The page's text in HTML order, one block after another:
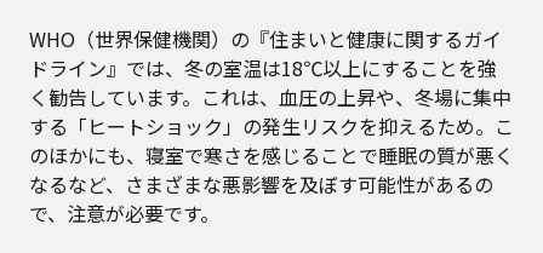
WHO（世界保健機関）の『住まいと健康に関するガイ
ドライン』では、冬の室温は18℃以上にすることを強
く勧告しています。これは、血圧の上昇や、冬場に集中
する「ヒートショック」の発生リスクを抑えるため。こ
のほかにも、寝室で寒さを感じることで睡眠の質が悪く
なるなど、さまざまな悪影響を及ぼす可能性があるの
で、注意が必要です。